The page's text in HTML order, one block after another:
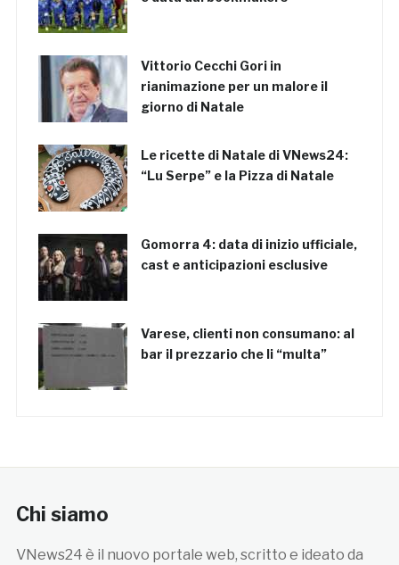
Vittorio Cecchi Gori in
rianimazione per un malore il
giorno di Natale
Le ricette di Natale di VNews24:
“Lu Serpe” e la Pizza di Natale
Gomorra 4: data di inizio ufficiale,
cast e anticipazioni esclusive
Varese, clienti non consumano: al
bar il prezzario che li “multa”
Chi siamo
VNews24 è il nuovo portale web, scritto e ideato da